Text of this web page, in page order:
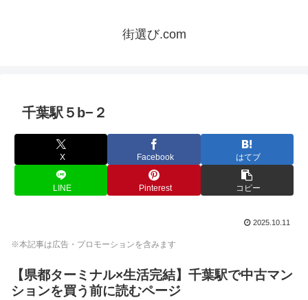
街選び.com
千葉駅５b−２
X Facebook はてブ
LINE Pinterest コピー
2025.10.11
※本記事は広告・プロモーションを含みます
【県都ターミナル×生活完結】千葉駅で中古マン
ションを買う前に読むページ